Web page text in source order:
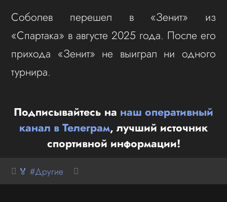
Соболев перешел в «Зенит» из
«Спартака» в августе 2025 года. После его
прихода «Зенит» не выиграл ни одного
турнира.
Подписывайтесь на наш оперативный
канал в Телеграм, лучший источник
спортивной информации!
🏅 #Другие